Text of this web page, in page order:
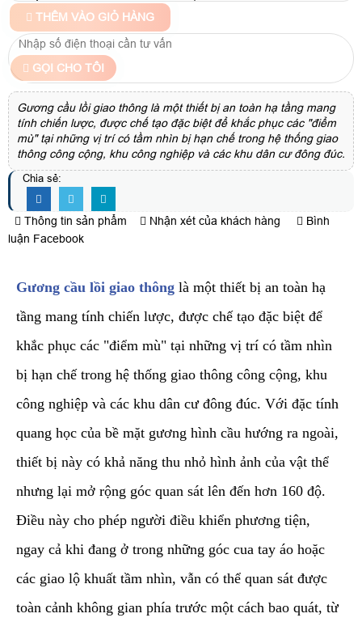
THÊM VÀO GIỎ HÀNG
GỌI CHO TÔI
Gương cầu lồi giao thông là một thiết bị an toàn hạ tầng mang
tính chiến lược, được chế tạo đặc biệt để khắc phục các "điểm
mù" tại những vị trí có tầm nhìn bị hạn chế trong hệ thống giao
thông công cộng, khu công nghiệp và các khu dân cư đông đúc.
Chia sẻ:
Thông tin sản phẩm Nhận xét của khách hàng
Bình
luận Facebook
Gương cầu lồi giao thông là một thiết bị an toàn hạ
tầng mang tính chiến lược, được chế tạo đặc biệt để
khắc phục các "điểm mù" tại những vị trí có tầm nhìn
bị hạn chế trong hệ thống giao thông công cộng, khu
công nghiệp và các khu dân cư đông đúc. Với đặc tính
quang học của bề mặt gương hình cầu hướng ra ngoài,
thiết bị này có khả năng thu nhỏ hình ảnh của vật thể
nhưng lại mở rộng góc quan sát lên đến hơn 160 độ.
Điều này cho phép người điều khiển phương tiện,
ngay cả khi đang ở trong những góc cua tay áo hoặc
các giao lộ khuất tầm nhìn, vẫn có thể quan sát được
toàn cảnh không gian phía trước một cách bao quát, từ